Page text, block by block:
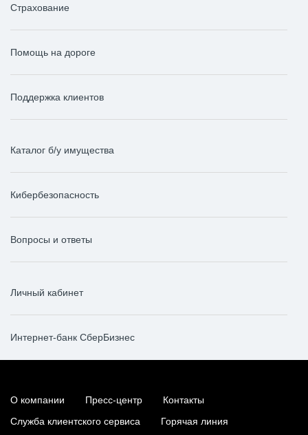
Страхование
Помощь на дороге
Поддержка клиентов
Каталог б/у имущества
Кибербезопасность
Вопросы и ответы
Личный кабинет
Интернет-банк СберБизнес
О компании Пресс-центр
Контакты
Служба клиентского сервиса
Горячая линия